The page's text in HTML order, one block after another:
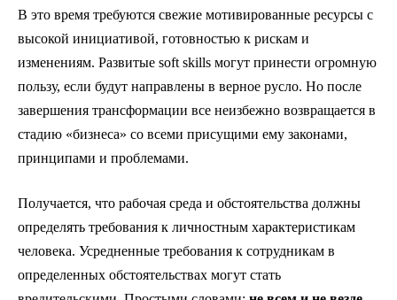
В это время требуются свежие мотивированные ресурсы с
высокой инициативой, готовностью к рискам и
изменениям. Развитые soft skills могут принести огромную
пользу, если будут направлены в верное русло. Но после
завершения трансформации все неизбежно возвращается в
стадию «бизнеса» со всеми присущими ему законами,
принципами и проблемами.
Получается, что рабочая среда и обстоятельства должны
определять требования к личностным характеристикам
человека. Усредненные требования к сотрудникам в
определенных обстоятельствах могут стать